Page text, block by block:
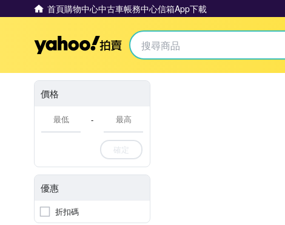
首頁購物中心中古車帳務中心信箱App下載
Yahoo拍賣
價格
-
確定
優惠
折扣碼